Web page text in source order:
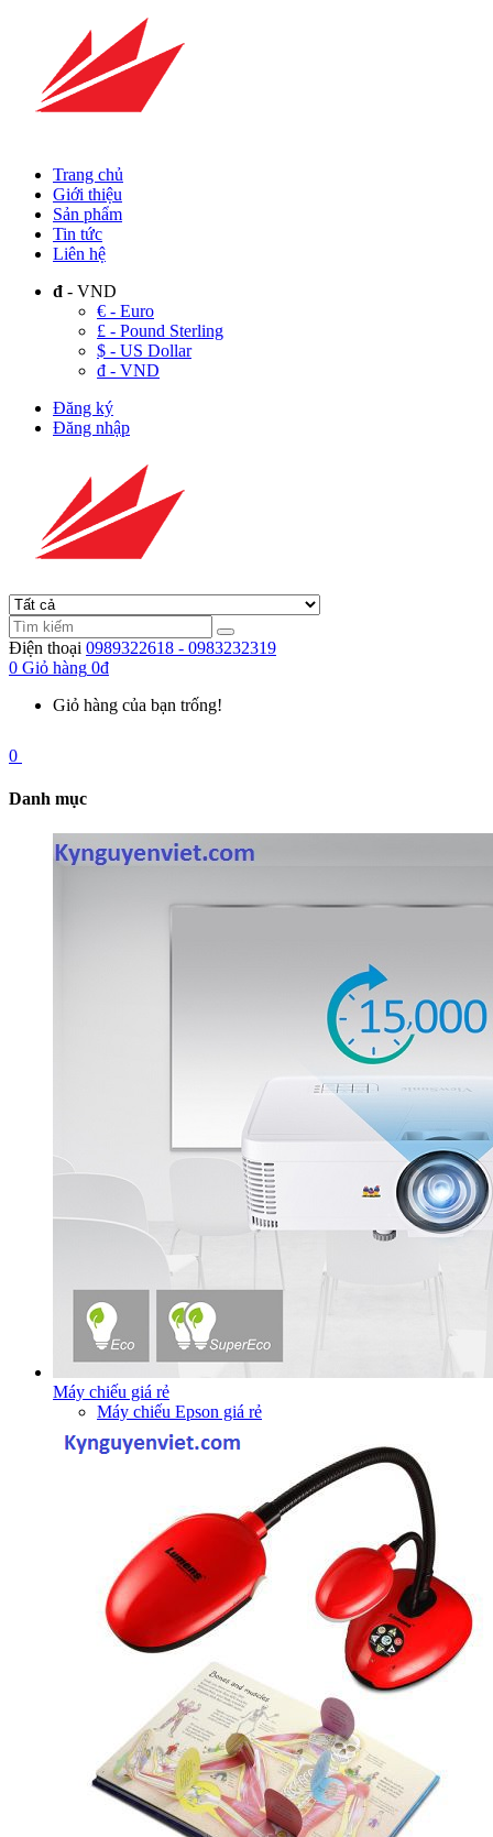
Trang chủ
Giới thiệu
Sản phẩm
Tin tức
Liên hệ
đ - VND
€ - Euro
£ - Pound Sterling
$ - US Dollar
đ - VND
Đăng ký
Đăng nhập
Điện thoại 0989322618 - 0983232319
0 Giỏ hàng 0đ
Giỏ hàng của bạn trống!
0
Danh mục
Máy chiếu giá rẻ
Máy chiếu Epson giá rẻ